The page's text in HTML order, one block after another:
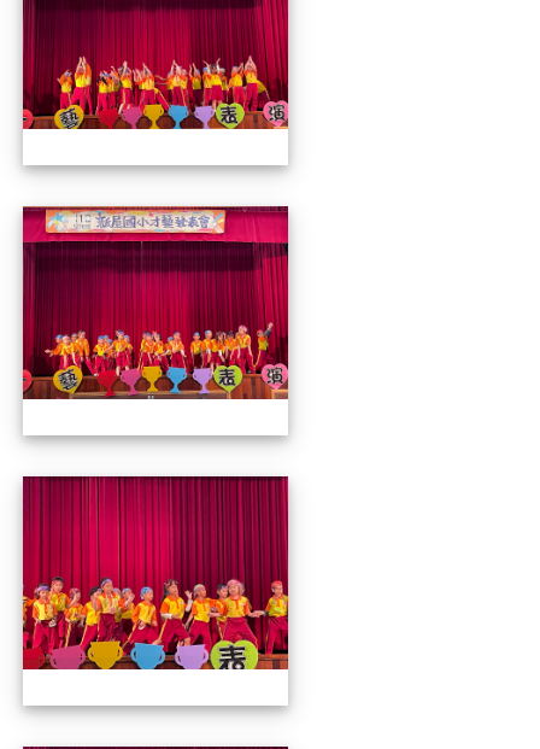
112才藝發表會